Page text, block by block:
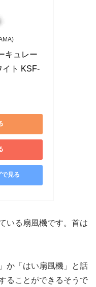
キュレー
イト KSF-
見る
いる扇風機です。首は
か「はい扇風機」と話
ることができるそうで